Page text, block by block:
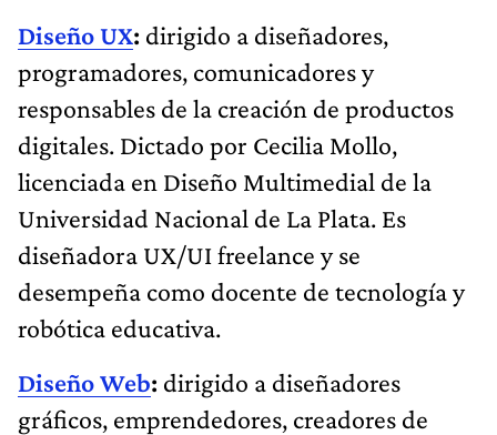
Diseño UX: dirigido a diseñadores,
programadores, comunicadores y
responsables de la creación de productos
digitales. Dictado por Cecilia Mollo,
licenciada en Diseño Multimedial de la
Universidad Nacional de La Plata. Es
diseñadora UX/UI freelance y se
desempeña como docente de tecnología y
robótica educativa.
Diseño Web: dirigido a diseñadores
gráficos, emprendedores, creadores de